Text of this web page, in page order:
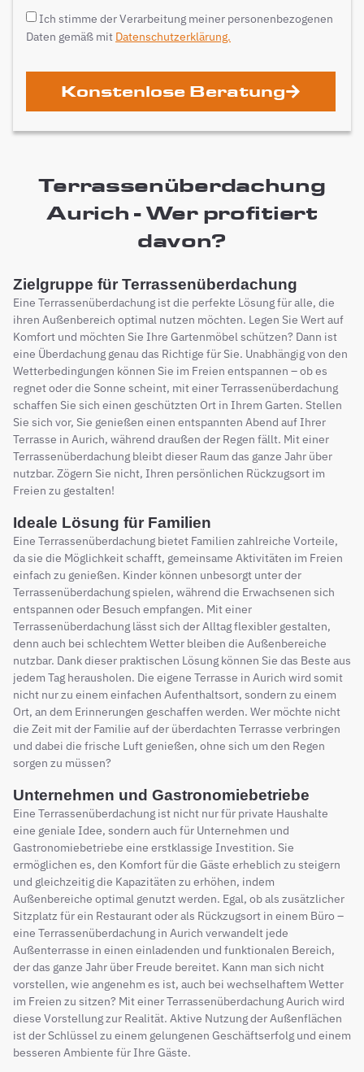
Ich stimme der Verarbeitung meiner personenbezogenen
Daten gemäß mit Datenschutzerklärung.
Konstenlose Beratung
Terrassenüberdachung
Aurich - Wer profitiert
davon?
Zielgruppe für Terrassenüberdachung
Eine Terrassenüberdachung ist die perfekte Lösung für alle, die
ihren Außenbereich optimal nutzen möchten. Legen Sie Wert auf
Komfort und möchten Sie Ihre Gartenmöbel schützen? Dann ist
eine Überdachung genau das Richtige für Sie. Unabhängig von den
Wetterbedingungen können Sie im Freien entspannen – ob es
regnet oder die Sonne scheint, mit einer Terrassenüberdachung
schaffen Sie sich einen geschützten Ort in Ihrem Garten. Stellen
Sie sich vor, Sie genießen einen entspannten Abend auf Ihrer
Terrasse in Aurich, während draußen der Regen fällt. Mit einer
Terrassenüberdachung bleibt dieser Raum das ganze Jahr über
nutzbar. Zögern Sie nicht, Ihren persönlichen Rückzugsort im
Freien zu gestalten!
Ideale Lösung für Familien
Eine Terrassenüberdachung bietet Familien zahlreiche Vorteile,
da sie die Möglichkeit schafft, gemeinsame Aktivitäten im Freien
einfach zu genießen. Kinder können unbesorgt unter der
Terrassenüberdachung spielen, während die Erwachsenen sich
entspannen oder Besuch empfangen. Mit einer
Terrassenüberdachung lässt sich der Alltag flexibler gestalten,
denn auch bei schlechtem Wetter bleiben die Außenbereiche
nutzbar. Dank dieser praktischen Lösung können Sie das Beste aus
jedem Tag herausholen. Die eigene Terrasse in Aurich wird somit
nicht nur zu einem einfachen Aufenthaltsort, sondern zu einem
Ort, an dem Erinnerungen geschaffen werden. Wer möchte nicht
die Zeit mit der Familie auf der überdachten Terrasse verbringen
und dabei die frische Luft genießen, ohne sich um den Regen
sorgen zu müssen?
Unternehmen und Gastronomiebetriebe
Eine Terrassenüberdachung ist nicht nur für private Haushalte
eine geniale Idee, sondern auch für Unternehmen und
Gastronomiebetriebe eine erstklassige Investition. Sie
ermöglichen es, den Komfort für die Gäste erheblich zu steigern
und gleichzeitig die Kapazitäten zu erhöhen, indem
Außenbereiche optimal genutzt werden. Egal, ob als zusätzlicher
Sitzplatz für ein Restaurant oder als Rückzugsort in einem Büro –
eine Terrassenüberdachung in Aurich verwandelt jede
Außenterrasse in einen einladenden und funktionalen Bereich,
der das ganze Jahr über Freude bereitet. Kann man sich nicht
vorstellen, wie angenehm es ist, auch bei wechselhaftem Wetter
im Freien zu sitzen? Mit einer Terrassenüberdachung Aurich wird
diese Vorstellung zur Realität. Aktive Nutzung der Außenflächen
ist der Schlüssel zu einem gelungenen Geschäftserfolg und einem
besseren Ambiente für Ihre Gäste.